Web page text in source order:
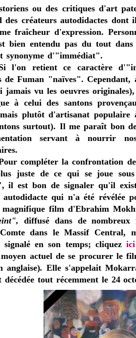
ou des critiques d'art
des créateurs autodidactes
fraîcheur d'expression.
bien entendu pas du tout
synonyme d'"immédiat".
l'on retient ce caractère
de Fuman "naïves". Cependant,
jamais vu les oeuvres
à celui des santons
plutôt d'artisanat
surtout). Il me paraît bon
servant à nourrir
compléter la confrontation
juste de ce qui se joue
il est bon de signaler qu'il
autodidacte qui n'a été révélée
magnifique film d'Ebrahim
diffusé dans de nombreux
dans le Massif Central,
signalé en son temps; cliquezici
actuel de se procurer le
anglaise). Elle s'appelait
décédée tout récemment le 24